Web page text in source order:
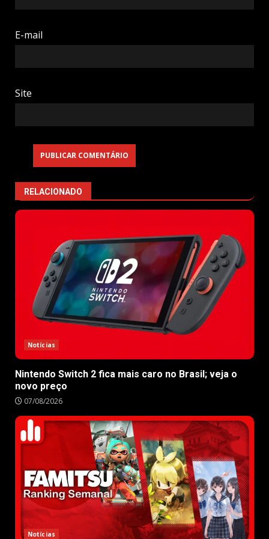
E-mail
Site
RELACIONADO
Notícias
Nintendo Switch 2 fica mais caro no Brasil; veja o
novo preço
07/08/2026
Notícias